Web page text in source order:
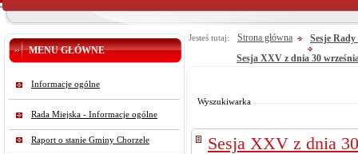
MENU GŁÓWNE
Informacje ogólne
Rada Miejska - Informacje ogólne
Raport o stanie Gminy Chorzele
Jesteś tutaj: Strona główna
Sesje
Sesja XXV z dnia 30
Wyszukiwarka
Sesja XXV z dnia